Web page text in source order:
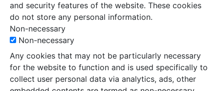
and security features of the website. These cookies
do not store any personal information.
Non-necessary
Non-necessary
Any cookies that may not be particularly necessary
for the website to function and is used specifically to
collect user personal data via analytics, ads, other